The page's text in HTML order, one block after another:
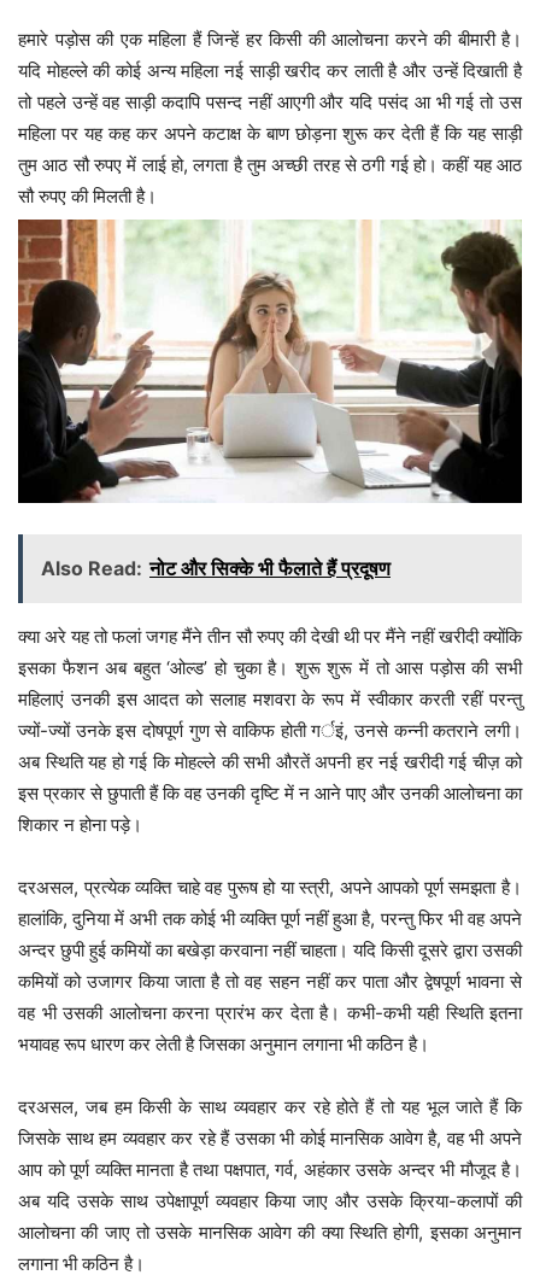
हमारे पड़ोस की एक महिला हैं जिन्हें हर किसी की आलोचना करने की बीमारी है।
यदि मोहल्ले की कोई अन्य महिला नई साड़ी खरीद कर लाती है और उन्हें दिखाती है
तो पहले उन्हें वह साड़ी कदापि पसन्द नहीं आएगी और यदि पसंद आ भी गई तो उस
महिला पर यह कह कर अपने कटाक्ष के बाण छोड़ना शुरू कर देती हैं कि यह साड़ी
तुम आठ सौ रुपए में लाई हो, लगता है तुम अच्छी तरह से ठगी गई हो। कहीं यह आठ
सौ रुपए की मिलती है।
Also Read: नोट और सिक्के भी फैलाते हैं प्रदूषण
क्या अरे यह तो फलां जगह मैंने तीन सौ रुपए की देखी थी पर मैंने नहीं खरीदी क्योंकि
इसका फैशन अब बहुत ‘ओल्ड’ हो चुका है। शुरू शुरू में तो आस पड़ोस की सभी
महिलाएं उनकी इस आदत को सलाह मशवरा के रूप में स्वीकार करती रहीं परन्तु
ज्यों-ज्यों उनके इस दोषपूर्ण गुण से वाकिफ होती गर्इं, उनसे कन्नी कतराने लगी।
अब स्थिति यह हो गई कि मोहल्ले की सभी औरतें अपनी हर नई खरीदी गई चीज़ को
इस प्रकार से छुपाती हैं कि वह उनकी दृष्टि में न आने पाए और उनकी आलोचना का
शिकार न होना पड़े।
दरअसल, प्रत्येक व्यक्ति चाहे वह पुरूष हो या स्त्री, अपने आपको पूर्ण समझता है।
हालांकि, दुनिया में अभी तक कोई भी व्यक्ति पूर्ण नहीं हुआ है, परन्तु फिर भी वह अपने
अन्दर छुपी हुई कमियों का बखेड़ा करवाना नहीं चाहता। यदि किसी दूसरे द्वारा उसकी
कमियों को उजागर किया जाता है तो वह सहन नहीं कर पाता और द्वेषपूर्ण भावना से
वह भी उसकी आलोचना करना प्रारंभ कर देता है। कभी-कभी यही स्थिति इतना
भयावह रूप धारण कर लेती है जिसका अनुमान लगाना भी कठिन है।
दरअसल, जब हम किसी के साथ व्यवहार कर रहे होते हैं तो यह भूल जाते हैं कि
जिसके साथ हम व्यवहार कर रहे हैं उसका भी कोई मानसिक आवेग है, वह भी अपने
आप को पूर्ण व्यक्ति मानता है तथा पक्षपात, गर्व, अहंकार उसके अन्दर भी मौजूद है।
अब यदि उसके साथ उपेक्षापूर्ण व्यवहार किया जाए और उसके क्रिया-कलापों की
आलोचना की जाए तो उसके मानसिक आवेग की क्या स्थिति होगी, इसका अनुमान
लगाना भी कठिन है।